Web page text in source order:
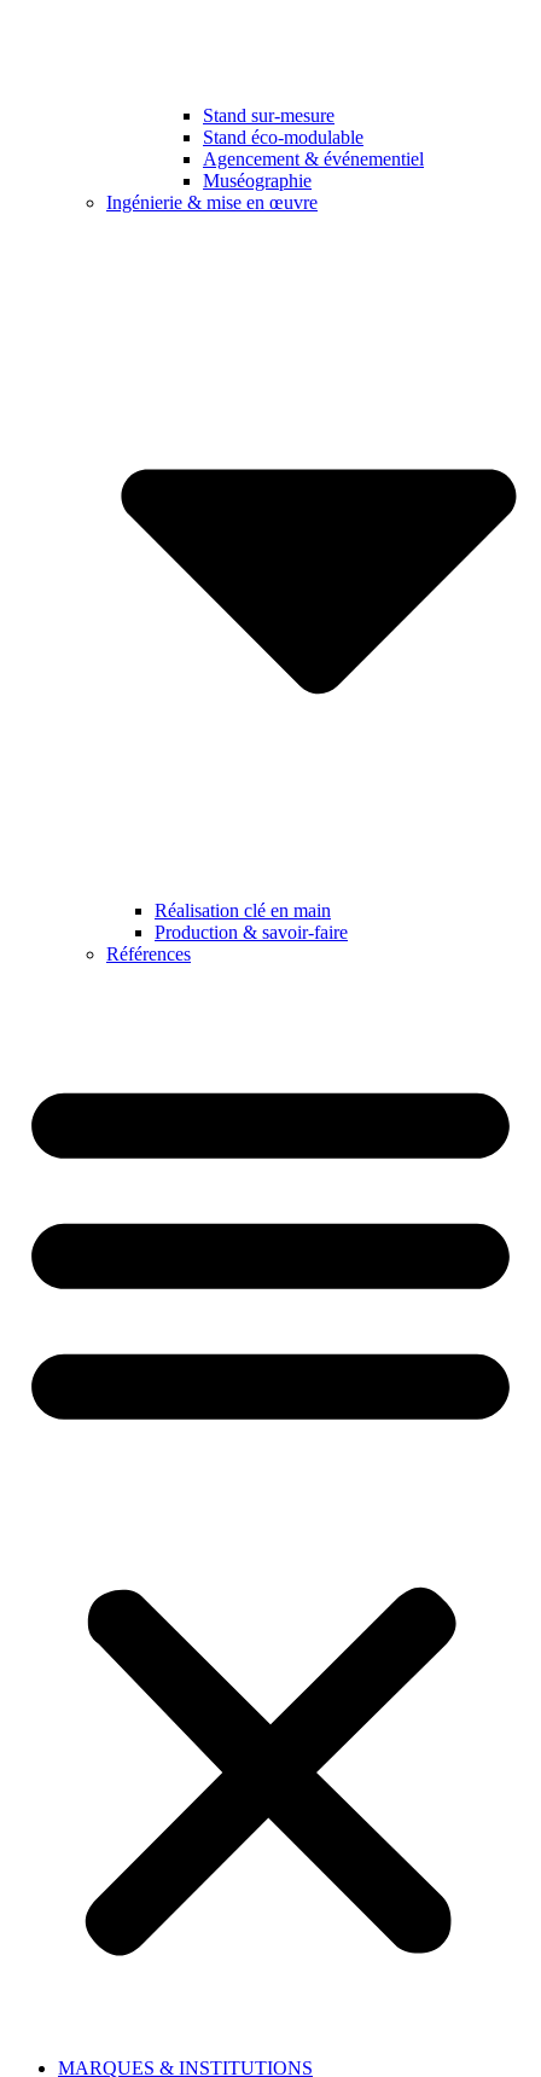
Stand sur-mesure
Stand éco-modulable
Agencement & événementiel
Muséographie
Ingénierie & mise en œuvre
Réalisation clé en main
Production & savoir-faire
Références
MARQUES & INSTITUTIONS